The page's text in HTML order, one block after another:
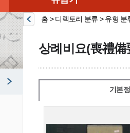
홈 > 디렉토리 분류 > 유형 분
상례비요(喪禮備
기본